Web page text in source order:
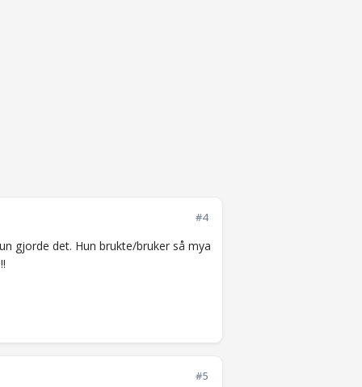
#4
gjorde det. Hun brukte/bruker så mya
#5